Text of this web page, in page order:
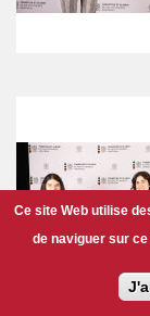
Ce site Web utilise
de naviguer sur